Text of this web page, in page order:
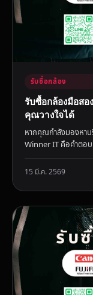
รับซื้อกล้อง
รับซื้อกล้องมือสอ
คุณวางใจได้
หากคุณกำลังมองหาบ
Winner IT คือคำตอบ
15 มี.ค. 2569